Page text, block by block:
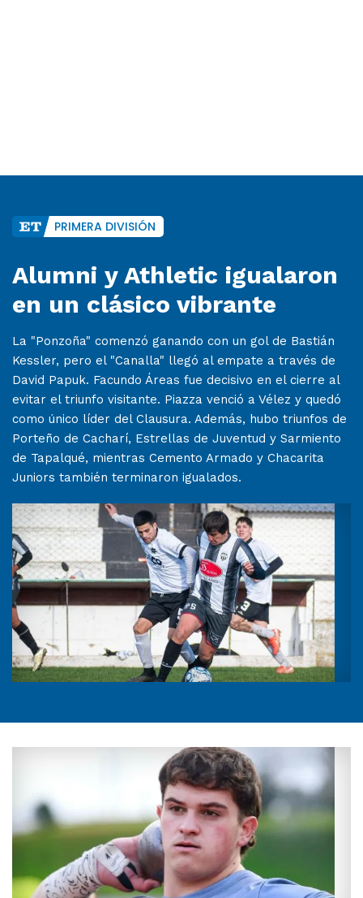
PRIMERA DIVISIÓN
Alumni y Athletic igualaron
en un clásico vibrante
La "Ponzoña" comenzó ganando con un gol de Bastián
Kessler, pero el "Canalla" llegó al empate a través de
David Papuk. Facundo Áreas fue decisivo en el cierre al
evitar el triunfo visitante. Piazza venció a Vélez y quedó
como único líder del Clausura. Además, hubo triunfos de
Porteño de Cacharí, Estrellas de Juventud y Sarmiento
de Tapalqué, mientras Cemento Armado y Chacarita
Juniors también terminaron igualados.